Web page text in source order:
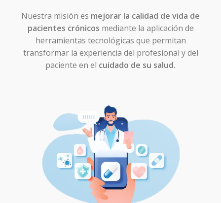
Nuestra misión es mejorar la calidad de vida de
pacientes crónicos mediante la aplicación de
herramientas tecnológicas que permitan
transformar la experiencia del profesional y del
paciente en el cuidado de su salud.